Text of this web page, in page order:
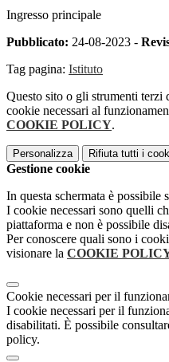
Ingresso principale
Pubblicato: 24-08-2023 -
Tag pagina: Istituto
Questo sito o gli strumenti terzi
cookie necessari al
COOKIE POLICY.
Personalizza Rifiuta tutti i
Gestione cookie
In questa schermata è possibile
I cookie necessari sono quelli
piattaforma e non è possibile
Per conoscere quali sono i
visionare la COOKIE
Cookie necessari per il
I cookie necessari per il
disabilitati. È possibile
policy.